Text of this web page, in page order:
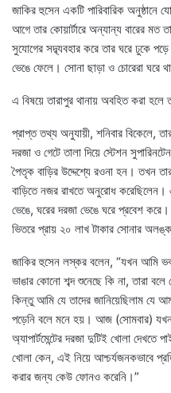
জাকির হুসেন একটি পারিবারিক অনুষ্ঠানে
আগে তার কোয়ার্টারে অন্যান্য বারের মত
সুযোগের সদ্ব্যবহার করে তার ঘরে ঢুকে
ভেঙে ফেলে। সোনা ছাড়া ও চোরেরা ঘরে
এ বিষয়ে তারাপুর থানায় অবহিত করা
প্রাপ্ত তথ্য অনুযায়ী, শনিবার বিকেলে,
দরজা ও গেটে তালা দিয়ে স্টেশন
পৈতৃক বাড়ির উদ্দেশ্যে রওনা হন। তখন
বাড়িতে নজর রাখতে অনুরোধ করেছিলেন।
ভেঙে, ঘরের দরজা ভেঙে ঘরে প্রবেশ
ভিতরে প্রায় ২০ লাখ টাকার সোনার
জাকির হুসেন লস্কর বলেন, “যখন আমি
ভাঙার কোনো শব্দ শুনেছে কি না, তারা বলে
কিন্তু আমি যে তাদের জানিয়েছিলাম যে
পড়েনি বলে মনে হয়। আজ (সোমবার)
অ্যাপার্টমেন্টের দরজা দুটিই খোলা
খোলা কেন, এই নিয়ে আশ্চর্যজনকভাবে
করার জন্য কেউ ফোনও করেনি।”